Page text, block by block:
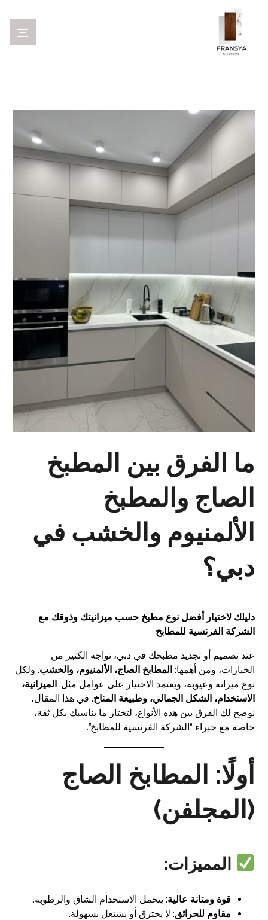
ما الفرق بين المطبخ
الصاج والمطبخ
الألمنيوم والخشب في
دبي؟
دليلك لاختيار أفضل نوع مطبخ حسب ميزانيتك وذوقك مع
الشركة الفرنسية للمطابخ
عند تصميم أو تجديد مطبخك في دبي، تواجه الكثير من
الخيارات، ومن أهمها:المطابخ الصاج، الألمنيوم، والخشب. ولكل
نوع ميزاته وعيوبه، ويعتمد الاختيار على عوامل مثل:الميزانية،
الاستخدام، الشكل الجمالي، وطبيعة المناخ. في هذا المقال،
نوضح لك الفرق بين هذه الأنواع، لتختار ما يناسبك بكل ثقة،
خاصة مع خبراء “الشركة الفرنسية للمطابخ”.
أولًا: المطابخ الصاج
(المجلفن)
المميزات:
قوة ومتانة عالية: يتحمل الاستخدام الشاق والرطوبة.
مقاوم للحرائق: لا يحترق أو يشتعل بسهولة.